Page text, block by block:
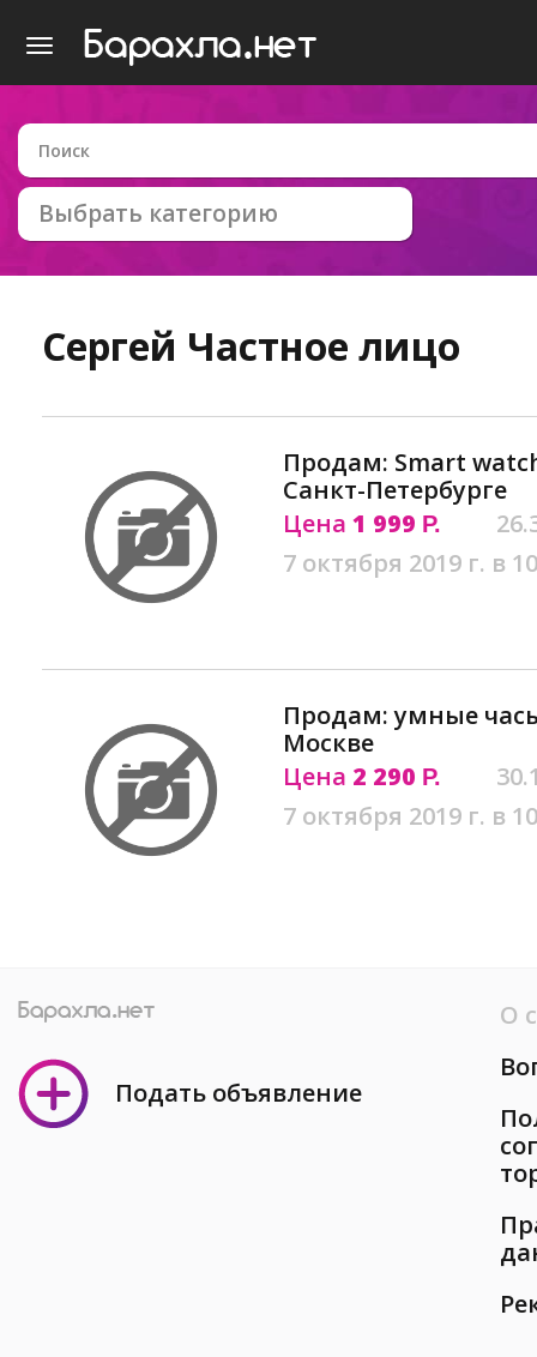
Выбрать категорию
Сергей Частное лицо
Продам: Smart
Санкт-Петербурге
Цена 1 999 Р.
7 октября 2019 г. в
Продам: умные
Москве
Цена 2 290 Р.
7 октября 2019 г. в
Подать объявление
О